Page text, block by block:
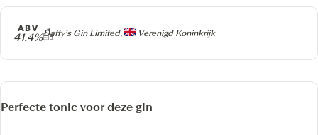
Producer
Daffy’s Gin Limited, Verenigd Koninkrijk
ABV
41,4%
Perfecte tonic voor deze gin